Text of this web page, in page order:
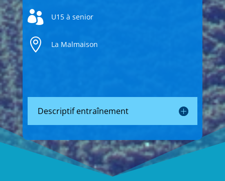
 U15 à senior
 La Malmaison
Descriptif entraînement